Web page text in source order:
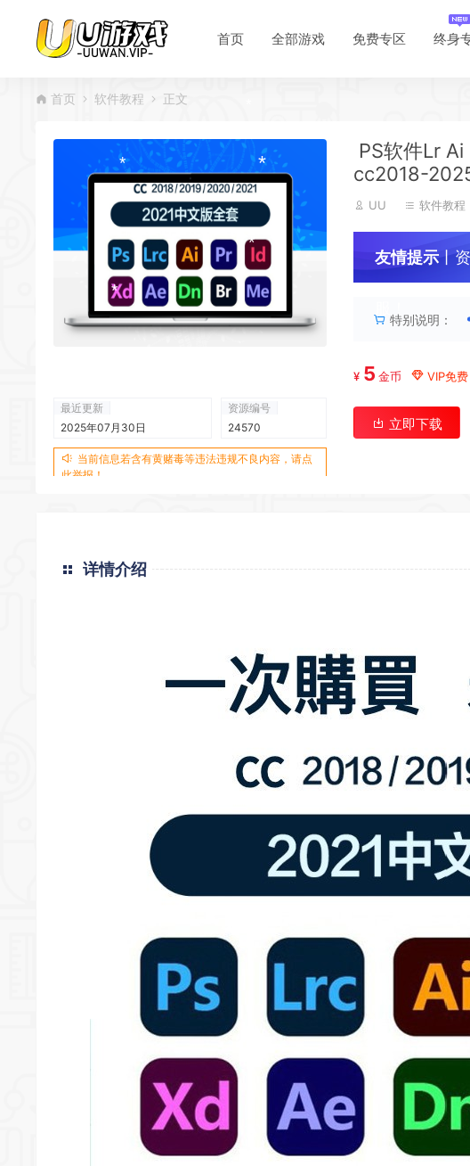
首页 全部游戏 免费专区 终身
首页 软件教程 正文
最近更新
2025年07月30日
资源编号
24570
当前信息若含有黄赌毒等违法违规不良内容，请点
此举报！
PS软件Lr
cc2018-
UU 软件教程
友情提示丨
特别说明：
¥ 5 金币 VIP免费
立即下载
详情介绍
*
*
*
*
*